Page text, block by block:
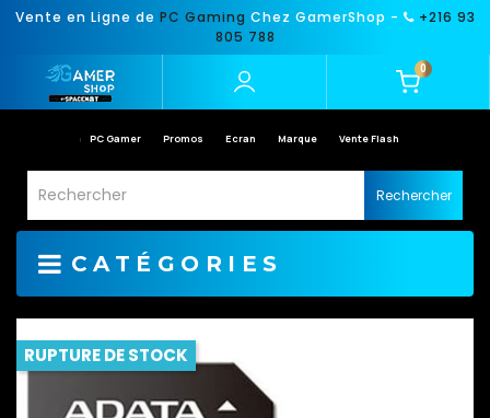
Vente en Ligne de PC Gaming Chez GamerShop -
+216 93
805 788
0
PC Gamer Promos Ecran Marque Vente Flash
Rechercher
CATÉGORIES
RUPTURE DE STOCK